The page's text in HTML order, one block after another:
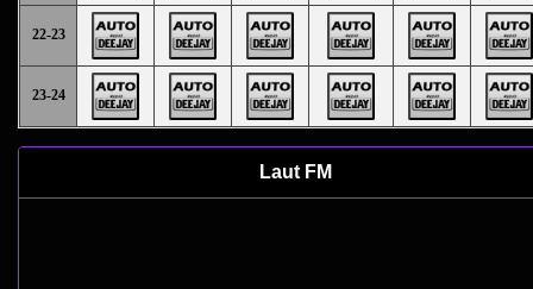
22-23
23-24
Laut FM